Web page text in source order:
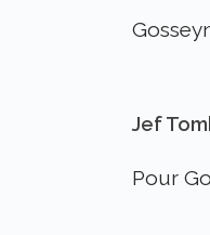
Jef
Pour